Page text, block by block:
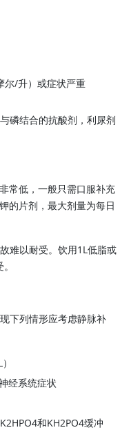
尔/升）或症状严重
磷结合的抗酸剂，利尿剂
常低，一般只需口服补充
的片剂，最大剂量为每日
难以耐受。饮用1L低脂或
下列情形应考虑静脉补
经系统症状
和KH2PO4缓冲